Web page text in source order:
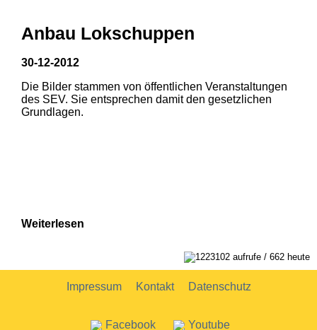
1 2
2
Anbau Lokschuppen
30-12-2012
Die Bilder stammen von öffentlichen Veranstaltungen
des SEV. Sie entsprechen damit den gesetzlichen
Grundlagen.
Weiterlesen
1223102 aufrufe / 662 heute
Impressum Kontakt Datenschutz
Facebook Youtube